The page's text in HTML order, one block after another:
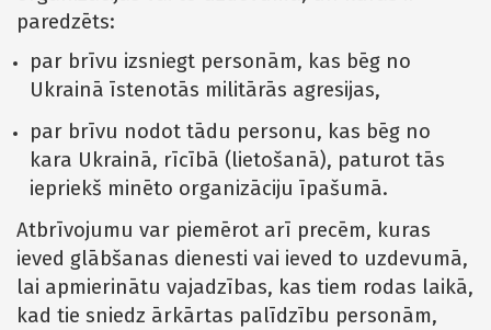
paredzēts:
par brīvu izsniegt personām, kas bēg no
Ukrainā īstenotās militārās agresijas,
par brīvu nodot tādu personu, kas bēg no
kara Ukrainā, rīcībā (lietošanā), paturot tās
iepriekš minēto organizāciju īpašumā.
Atbrīvojumu var piemērot arī precēm, kuras
ieved glābšanas dienesti vai ieved to uzdevumā,
lai apmierinātu vajadzības, kas tiem rodas laikā,
kad tie sniedz ārkārtas palīdzību personām,